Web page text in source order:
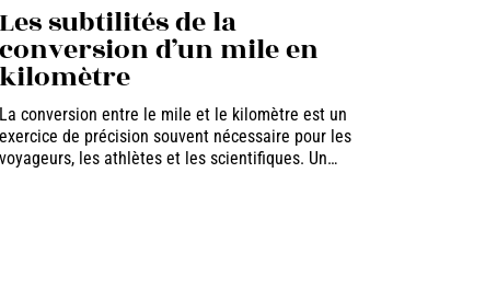
Les subtilités de la
conversion d’un mile en
kilomètre
La conversion entre le mile et le kilomètre est un
exercice de précision souvent nécessaire pour les
voyageurs, les athlètes et les scientifiques. Un…